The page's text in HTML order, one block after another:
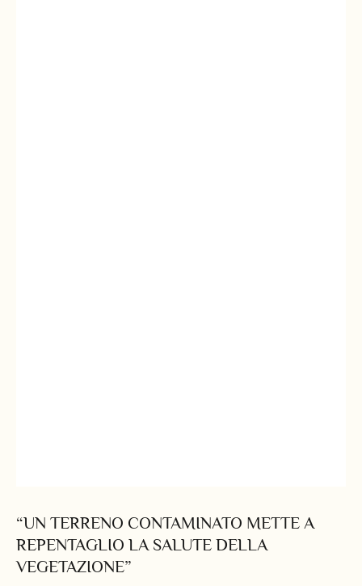
“UN TERRENO CONTAMINATO METTE A
REPENTAGLIO LA SALUTE DELLA
VEGETAZIONE”